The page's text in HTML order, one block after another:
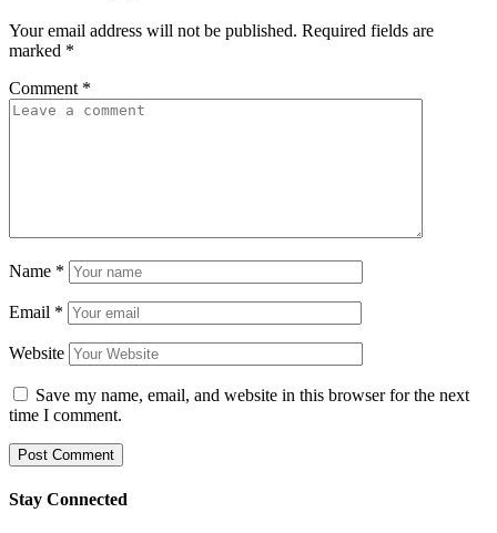
Your email address will not be published. Required fields are
marked *
Comment *
Name *
Email *
Website
Save my name, email, and website in this browser for the next
time I comment.
Stay Connected